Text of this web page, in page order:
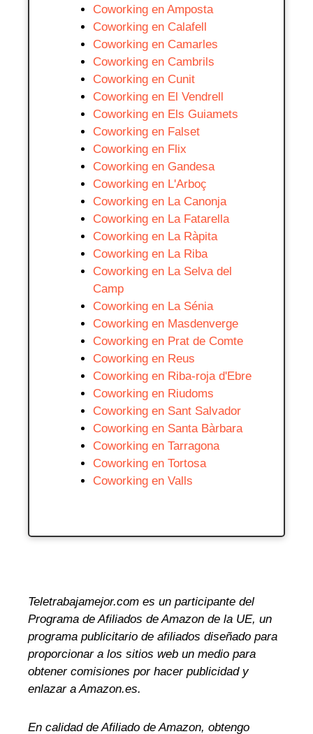
Coworking en Amposta
Coworking en Calafell
Coworking en Camarles
Coworking en Cambrils
Coworking en Cunit
Coworking en El Vendrell
Coworking en Els Guiamets
Coworking en Falset
Coworking en Flix
Coworking en Gandesa
Coworking en L'Arboç
Coworking en La Canonja
Coworking en La Fatarella
Coworking en La Ràpita
Coworking en La Riba
Coworking en La Selva del
Camp
Coworking en La Sénia
Coworking en Masdenverge
Coworking en Prat de Comte
Coworking en Reus
Coworking en Riba-roja d'Ebre
Coworking en Riudoms
Coworking en Sant Salvador
Coworking en Santa Bàrbara
Coworking en Tarragona
Coworking en Tortosa
Coworking en Valls
Teletrabajamejor.com es un participante del
Programa de Afiliados de Amazon de la UE, un
programa publicitario de afiliados diseñado para
proporcionar a los sitios web un medio para
obtener comisiones por hacer publicidad y
enlazar a Amazon.es.
En calidad de Afiliado de Amazon, obtengo